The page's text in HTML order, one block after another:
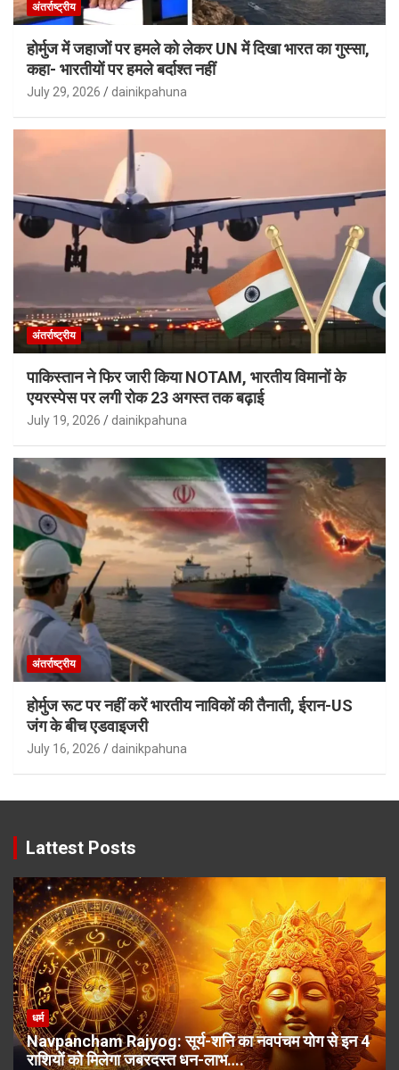
अंतर्राष्ट्रीय
होर्मुज में जहाजों पर हमले को लेकर UN में दिखा भारत का गुस्सा,
कहा- भारतीयों पर हमले बर्दाश्त नहीं
July 29, 2026 dainikpahuna
अंतर्राष्ट्रीय
पाकिस्तान ने फिर जारी किया NOTAM, भारतीय विमानों के
एयरस्पेस पर लगी रोक 23 अगस्त तक बढ़ाई
July 19, 2026 dainikpahuna
अंतर्राष्ट्रीय
होर्मुज रूट पर नहीं करें भारतीय नाविकों की तैनाती, ईरान-US
जंग के बीच एडवाइजरी
July 16, 2026 dainikpahuna
Lattest Posts
धर्म
Navpancham Rajyog: सूर्य-शनि का नवपंचम योग से इन 4
राशियों को मिलेगा जबरदस्त धन-लाभ….